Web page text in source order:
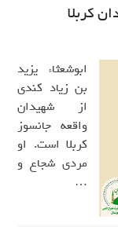
کربلا
ابوشعثاء یزید
بن زیاد کندی
از شهیدان
واقعه جانسوز
کربلا است. او
مردی شجاع و
…